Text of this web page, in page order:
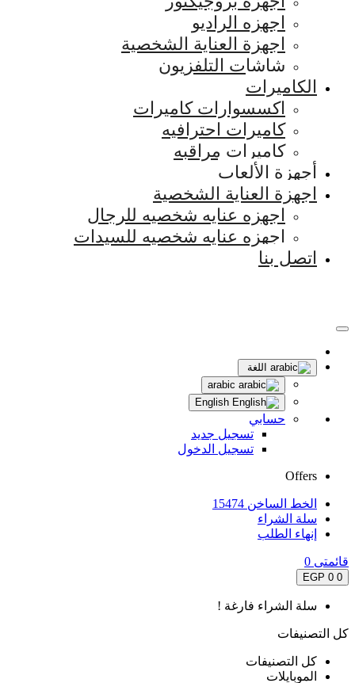
اجهزه الراديو
اجهزة العناية الشخصية
شاشات التلفزيون
الكاميرات
اكسسوارات كاميرات
كاميرات احترافيه
كاميرات مراقبه
أجهزة الألعاب
اجهزة العناية الشخصية
اجهزه عنايه شخصيه للرجال
اجهزه عنايه شخصيه للسيدات
اتصل بنا
اللغة
حسابي
تسجيل جديد
تسجيل الدخول
Offers
الخط الساخن 15474
سلة الشراء
إنهاء الطلب
قائمتى 0
0
0 EGP
سلة الشراء فارغة !
كل التصنيفات
كل التصنيفات
الموبايلات